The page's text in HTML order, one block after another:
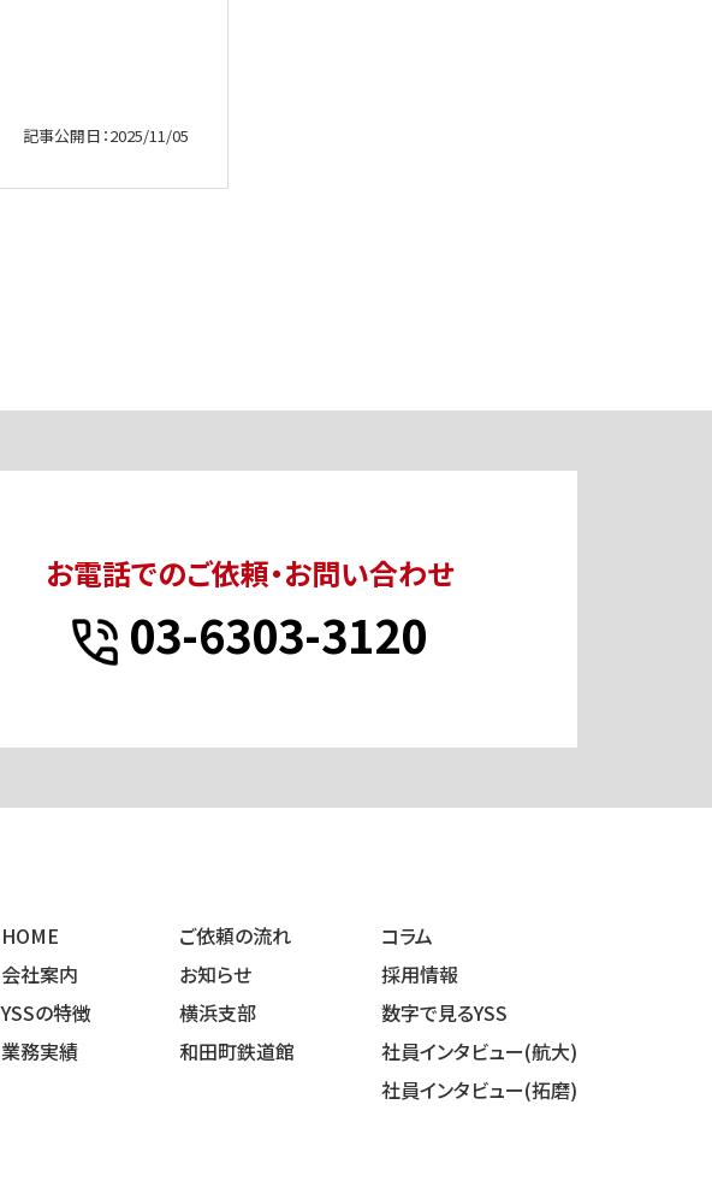
記事公開日：2025/11/05
お電話でのご依頼・お問い合わせ
03-6303-3120
HOME
会社案内
YSSの特徴
業務実績
ご依頼の流れ
お知らせ
横浜支部
和田町鉄道館
コラム
採用情報
数字で見るYSS
社員インタビュー(航大)
社員インタビュー(拓磨)